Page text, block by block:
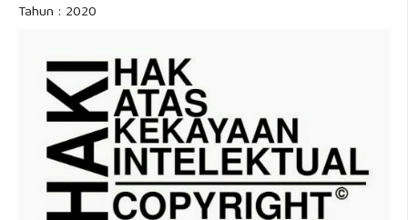
Tahun : 2020